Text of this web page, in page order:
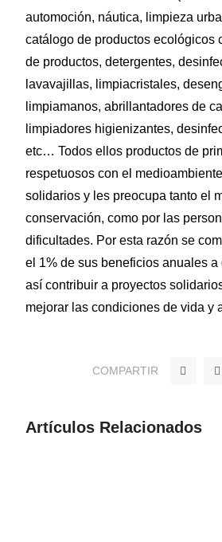
automoción, náutica, limpieza
catálogo de productos ecológicos
de productos, detergentes,
lavavajillas, limpiacristales,
limpiamanos, abrillantadores de
limpiadores higienizantes,
etc… Todos ellos productos de
respetuosos con el
solidarios y les preocupa tanto el
conservación, como por las
dificultades. Por esta razón se
el 1% de sus beneficios anuales a
así contribuir a proyectos
mejorar las condiciones de vida y
COMPARTIR
a
o
o
w
Artículos Relacionados